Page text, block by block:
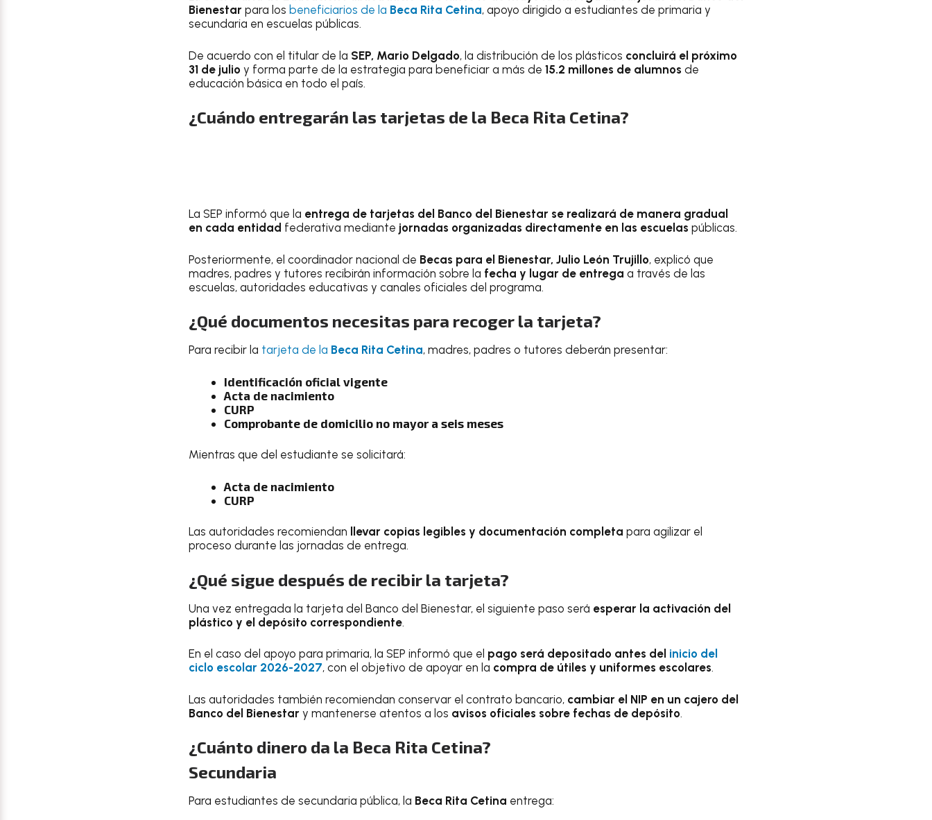
Bienestar para los beneficiarios de la Beca Rita Cetina, apoyo dirigido a estudiantes de primaria y
secundaria en escuelas públicas.
De acuerdo con el titular de la SEP, Mario Delgado, la distribución de los plásticos concluirá el próximo
31 de julio y forma parte de la estrategia para beneficiar a más de 15.2 millones de alumnos de
educación básica en todo el país.
¿Cuándo entregarán las tarjetas de la Beca Rita Cetina?
La SEP informó que la entrega de tarjetas del Banco del Bienestar se realizará de manera gradual
en cada entidad federativa mediante jornadas organizadas directamente en las escuelas públicas.
Posteriormente, el coordinador nacional de Becas para el Bienestar, Julio León Trujillo, explicó que
madres, padres y tutores recibirán información sobre la fecha y lugar de entrega a través de las
escuelas, autoridades educativas y canales oficiales del programa.
¿Qué documentos necesitas para recoger la tarjeta?
Para recibir la tarjeta de la Beca Rita Cetina, madres, padres o tutores deberán presentar:
Identificación oficial vigente
Acta de nacimiento
CURP
Comprobante de domicilio no mayor a seis meses
Mientras que del estudiante se solicitará:
Acta de nacimiento
CURP
Las autoridades recomiendan llevar copias legibles y documentación completa para agilizar el
proceso durante las jornadas de entrega.
¿Qué sigue después de recibir la tarjeta?
Una vez entregada la tarjeta del Banco del Bienestar, el siguiente paso será esperar la activación del
plástico y el depósito correspondiente.
En el caso del apoyo para primaria, la SEP informó que el pago será depositado antes del inicio del
ciclo escolar 2026-2027, con el objetivo de apoyar en la compra de útiles y uniformes escolares.
Las autoridades también recomiendan conservar el contrato bancario, cambiar el NIP en un cajero del
Banco del Bienestar y mantenerse atentos a los avisos oficiales sobre fechas de depósito.
¿Cuánto dinero da la Beca Rita Cetina?
Secundaria
Para estudiantes de secundaria pública, la Beca Rita Cetina entrega: